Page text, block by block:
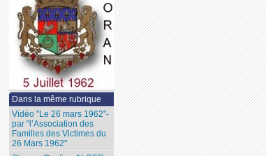
Dans la même rubrique
Vidéo "Le 26 mars 1962"-
par "l’Association des
Familles des Victimes du
26 Mars 1962"